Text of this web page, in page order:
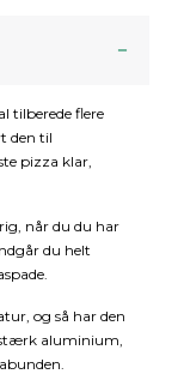
tilberede flere
den til
pizza klar,
når du du har
du helt
og så har den
aluminium,